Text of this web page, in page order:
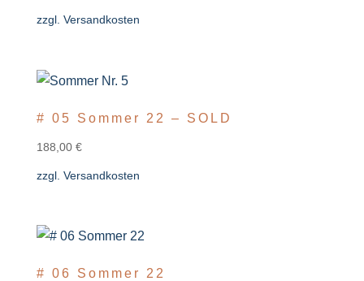
zzgl. Versandkosten
# 05 Sommer 22 – SOLD
188,00 €
zzgl. Versandkosten
# 06 Sommer 22